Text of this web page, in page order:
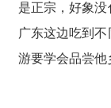
是正宗，好象
广东这边吃到
游要学会品尝他